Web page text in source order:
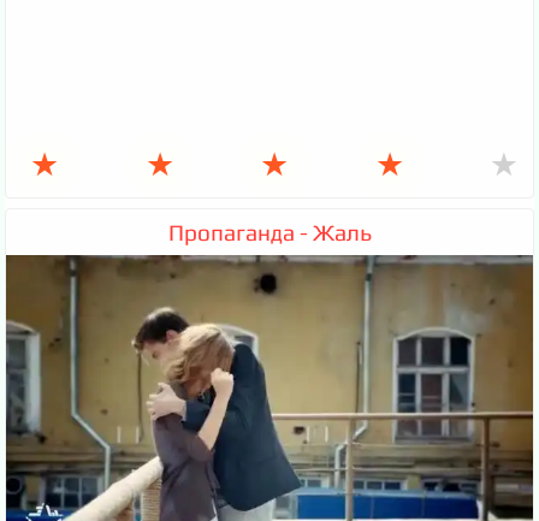
★ ★ ★ ★ ★
Пропаганда - Жаль